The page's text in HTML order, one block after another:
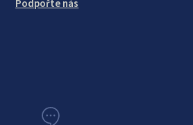
Podpořte nás